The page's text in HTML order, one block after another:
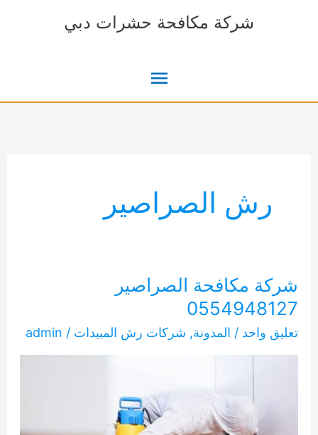
شركة مكافحة حشرات دبي
القائمة
رش الصراصير
شركة مكافحة الصراصير
0554948127
تعليق واحد / المدونة, شركات رش المبيدات /
admin